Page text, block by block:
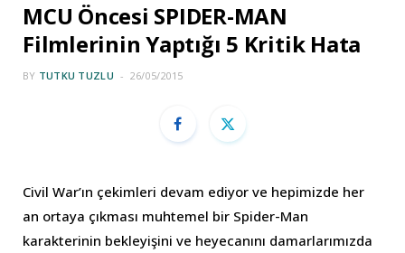
MCU Öncesi SPIDER-MAN
Filmlerinin Yaptığı 5 Kritik Hata
BY TUTKU TUZLU 26/05/2015
Civil War’ın çekimleri devam ediyor ve hepimizde her
an ortaya çıkması muhtemel bir Spider-Man
karakterinin bekleyişini ve heyecanını damarlarımızda